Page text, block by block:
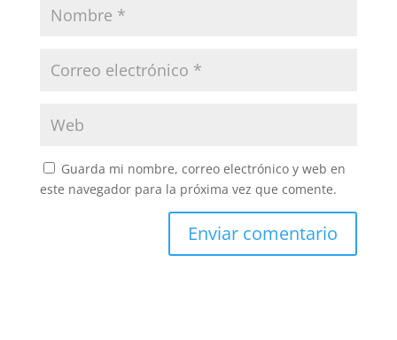
Guarda mi nombre, correo electrónico y web en
este navegador para la próxima vez que comente.